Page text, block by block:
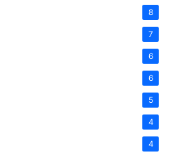
8
7
6
6
5
4
4